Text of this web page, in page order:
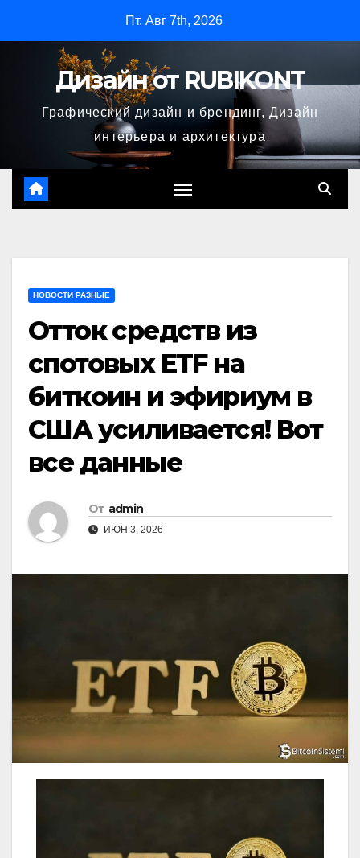
содержимому
Пт. Авг 7th, 2026
Дизайн от RUBIKONT
Графический дизайн и брендинг, Дизайн
интерьера и архитектура
НОВОСТИ РАЗНЫЕ
Отток средств из
спотовых ETF на
биткоин и эфириум в
США усиливается! Вот
все данные
От admin
ИЮН 3, 2026